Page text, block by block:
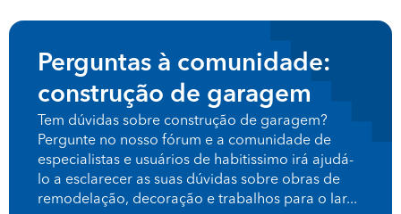
Perguntas à comunidade:
construção de garagem
Tem dúvidas sobre construção de garagem?
Pergunte no nosso fórum e a comunidade de
especialistas e usuários de habitissimo irá ajudá-
lo a esclarecer as suas dúvidas sobre obras de
remodelação, decoração e trabalhos para o lar...